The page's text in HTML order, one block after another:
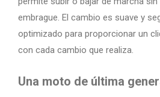
embrague. El cambio es suave y
optimizado para proporcionar un
con cada cambio que realiza.
Una moto de última